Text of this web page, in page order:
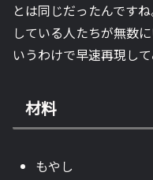
とは同じだったんです
している人たちが無数
いうわけで早速再現して
材料
もやし